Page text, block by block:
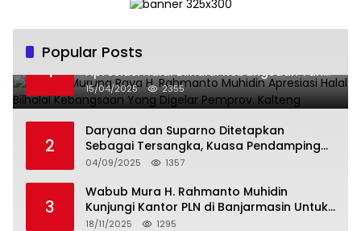
Popular Posts
1
Wabup Murung Raya H. Rahmanto Muhidin
Apresiasi Halal Bilhalal Kebangsaan Yang
Digelar Pemprov. Kalteng
15/04/2025 2355
2
Daryana dan Suparno Ditetapkan
Sebagai Tersangka, Kuasa Pendamping
Men Gumpul: “Ini Diskriminasi Hukum, Kami
04/09/2025 1357
3
Wabub Mura H. Rahmanto Muhidin
Kunjungi Kantor PLN di Banjarmasin Untuk
Usulkan Program Listrik Desa Tahun 2026
18/11/2025 1295